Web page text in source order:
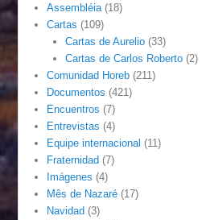
Assembléia (18)
Cartas (109)
Cartas de Aurelio(33)
Cartas de Carlos Roberto(2)
Comunidad Horeb (211)
Documentos (421)
Encuentros (7)
Entrevistas (4)
Equipe internacional (11)
Fraternidad (7)
Imágenes (4)
Mês de Nazaré (17)
Navidad (3)